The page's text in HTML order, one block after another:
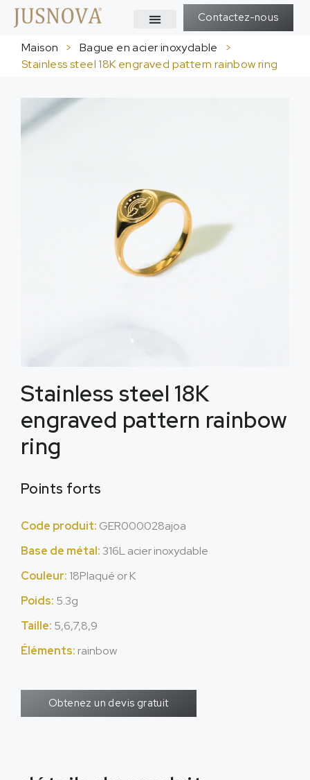
Contactez-nous
Maison > Bague en acier inoxydable
>
Stainless steel 18K engraved pattern rainbow ring
Stainless steel 18K
engraved pattern rainbow
ring
Points forts
Code produit: GER000028ajoa
Base de métal: 316L acier inoxydable
Couleur: 18Plaqué or K
Poids: 5.3g
Taille: 5,6,7,8,9
Éléments: rainbow
Obtenez un devis gratuit